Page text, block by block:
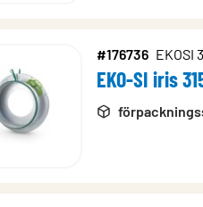
#176736 EKOSI
EKO-SI iris